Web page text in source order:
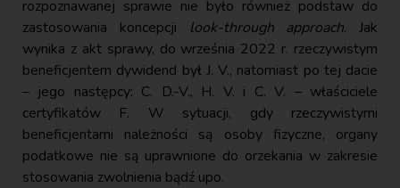
rozpoznawanej sprawie nie było również podstaw do
zastosowania koncepcji
look-through approach. Jak
wynika z akt sprawy, do września 2022 r. rzeczywistym
beneficjentem dywidend był J. V., natomiast po tej dacie
– jego następcy: C. D.-V., H. V. i C. V. – właściciele
certyfikatów F. W sytuacji, gdy rzeczywistymi
beneficjentami należności są osoby fizyczne, organy
podatkowe nie są uprawnione do orzekania w zakresie
stosowania zwolnienia bądź upo.